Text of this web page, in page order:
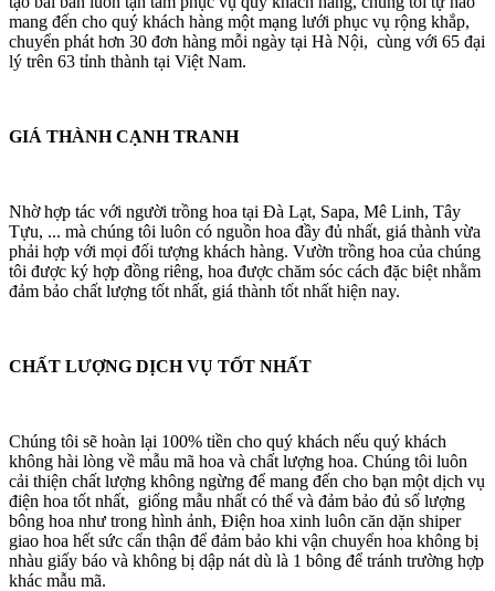
mang đến cho quý khách hàng một mạng lưới phục vụ rộng khắp,
chuyển phát hơn 30 đơn hàng mỗi ngày tại Hà Nội, cùng với 65 đại
lý trên 63 tỉnh thành tại Việt Nam.
GIÁ THÀNH CẠNH TRANH
Nhờ hợp tác với người trồng hoa tại Đà Lạt, Sapa, Mê Linh, Tây
Tựu, ... mà chúng tôi luôn có nguồn hoa đầy đủ nhất, giá thành vừa
phải hợp với mọi đối tượng khách hàng. Vườn trồng hoa của chúng
tôi được ký hợp đồng riêng, hoa được chăm sóc cách đặc biệt nhằm
đảm bảo chất lượng tốt nhất, giá thành tốt nhất hiện nay.
CHẤT LƯỢNG DỊCH VỤ TỐT NHẤT
Chúng tôi sẽ hoàn lại 100% tiền cho quý khách nếu quý khách
không hài lòng về mẫu mã hoa và chất lượng hoa. Chúng tôi luôn
cải thiện chất lượng không ngừng để mang đến cho bạn một dịch vụ
điện hoa tốt nhất, giống mẫu nhất có thể và đảm bảo đủ số lượng
bông hoa như trong hình ảnh, Điện hoa xinh luôn căn dặn shiper
giao hoa hết sức cẩn thận để đảm bảo khi vận chuyển hoa không bị
nhàu giấy báo và không bị dập nát dù là 1 bông để tránh trường hợp
khác mẫu mã.